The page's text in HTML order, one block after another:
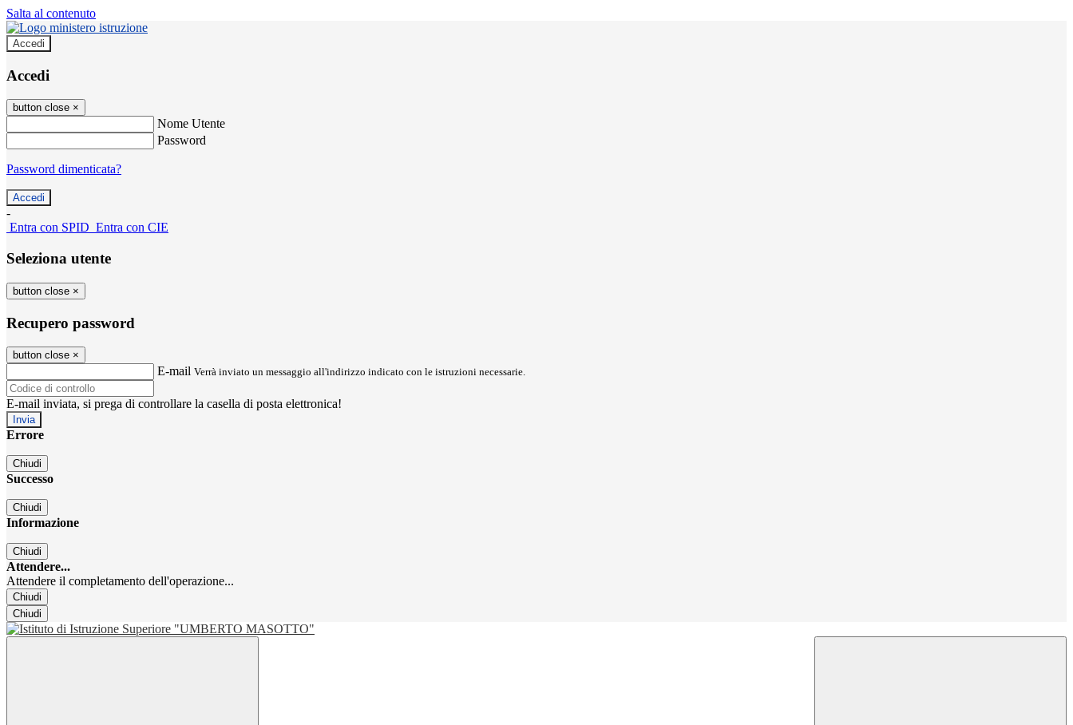
Salta al contenuto
Accedi
Accedi
button close ×
Nome Utente
Password
Password dimenticata?
-
Entra con SPID Entra con CIE
Seleziona utente
button close ×
Recupero password
button close ×
E-mail Verrà inviato un messaggio all'indirizzo indicato con le istruzioni necessarie.
E-mail inviata, si prega di controllare la casella di posta elettronica!
Errore
Chiudi
Successo
Chiudi
Informazione
Chiudi
Attendere...
Attendere il completamento dell'operazione...
Chiudi
Chiudi